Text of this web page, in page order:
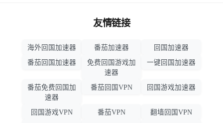
友情链接
海外回国加速器 番茄加速器
回国加速器
番茄回国加速器
免费回国游戏加
速器
一键回国加速器
番茄免费回国加
速器
番茄回国VPN 回国游戏加速器
回国游戏VPN 番茄VPN
翻墙回国VPN